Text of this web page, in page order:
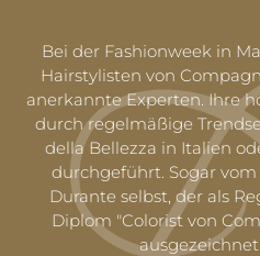
Bei der Fashionweek in
Hairstylisten von
anerkannte Experten. Ihre
durch regelmäßige
della Bellezza in Italien
durchgeführt. Sogar
Durante selbst, der als
Diplom "Colorist von